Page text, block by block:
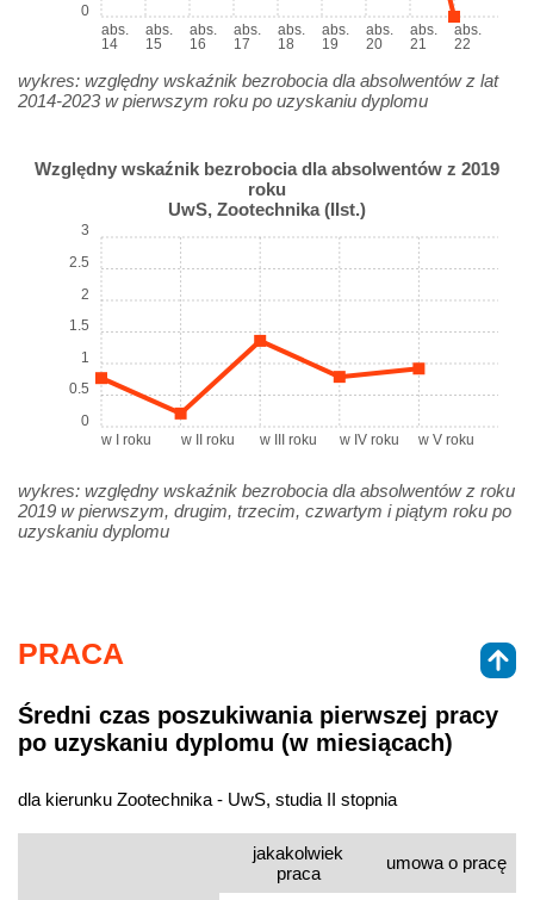
abs.
14
abs.
15
abs.
16
abs.
17
abs.
18
abs.
19
abs.
20
abs.
21
abs.
22
0
wykres: względny wskaźnik bezrobocia dla absolwentów z lat
2014-2023 w pierwszym roku po uzyskaniu dyplomu
Względny wskaźnik bezrobocia dla absolwentów z 2019
roku
UwS, Zootechnika (IIst.)
w I roku w II roku w III roku w IV roku w V roku
0
0.5
1
1.5
2
2.5
3
wykres: względny wskaźnik bezrobocia dla absolwentów z roku
2019 w pierwszym, drugim, trzecim, czwartym i piątym roku po
uzyskaniu dyplomu
PRACA
Średni czas poszukiwania pierwszej pracy
po uzyskaniu dyplomu (w miesiącach)
dla kierunku Zootechnika - UwS, studia II stopnia
jakakolwiek
praca
umowa o pracę